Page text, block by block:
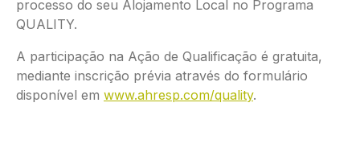
processo do seu Alojamento Local no Programa
QUALITY.
A participação na Ação de Qualificação é gratuita,
mediante inscrição prévia através do formulário
disponível em www.ahresp.com/quality.